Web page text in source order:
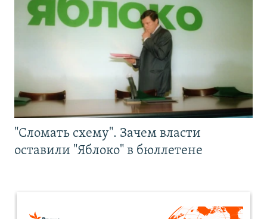
"Сломать схему". Зачем власти
оставили "Яблоко" в бюллетене